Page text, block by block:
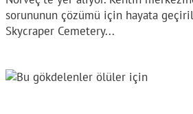
sorununun çözümü için hayata
Skycraper Cemetery...